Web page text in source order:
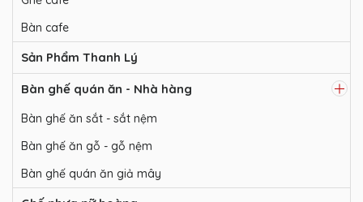
Bàn cafe
Sản Phẩm Thanh Lý
Bàn ghế quán ăn - Nhà hàng
Bàn ghế ăn sắt - sắt nệm
Bàn ghế ăn gỗ - gỗ nệm
Bàn ghế quán ăn giả mây